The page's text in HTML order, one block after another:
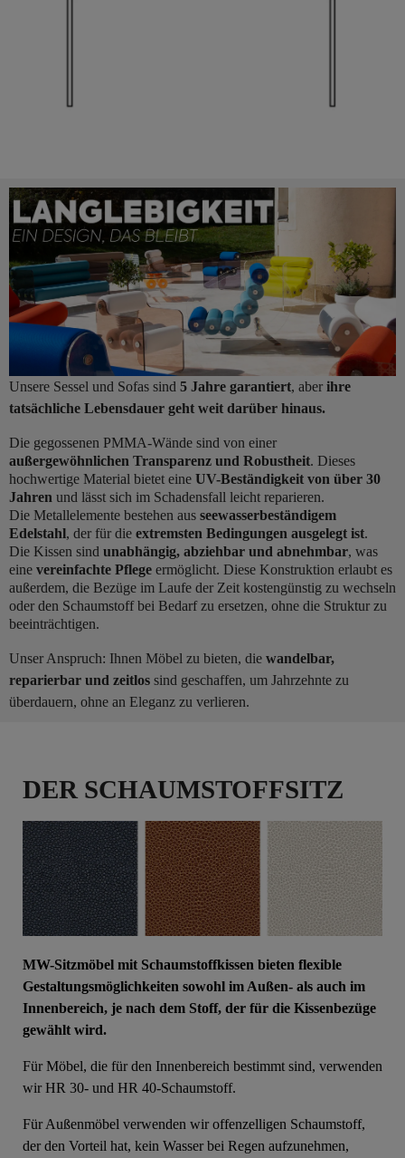
Unsere Sessel und Sofas sind 5 Jahre garantiert, aber ihre
tatsächliche Lebensdauer geht weit darüber hinaus.
Die gegossenen PMMA-Wände sind von einer
außergewöhnlichen Transparenz und Robustheit. Dieses
hochwertige Material bietet eine UV-Beständigkeit von über 30
Jahren und lässt sich im Schadensfall leicht reparieren.
Die Metallelemente bestehen aus seewasserbeständigem
Edelstahl, der für die extremsten Bedingungen ausgelegt ist.
Die Kissen sind unabhängig, abziehbar und abnehmbar, was
eine vereinfachte Pflege ermöglicht. Diese Konstruktion erlaubt es
außerdem, die Bezüge im Laufe der Zeit kostengünstig zu wechseln
oder den Schaumstoff bei Bedarf zu ersetzen, ohne die Struktur zu
beeinträchtigen.
Unser Anspruch: Ihnen Möbel zu bieten, die wandelbar,
reparierbar und zeitlos sind geschaffen, um Jahrzehnte zu
überdauern, ohne an Eleganz zu verlieren.
DER SCHAUMSTOFFSITZ
MW-Sitzmöbel mit Schaumstoffkissen bieten flexible
Gestaltungsmöglichkeiten sowohl im Außen- als auch im
Innenbereich, je nach dem Stoff, der für die Kissenbezüge
gewählt wird.
Für Möbel, die für den Innenbereich bestimmt sind, verwenden
wir HR 30- und HR 40-Schaumstoff.
Für Außenmöbel verwenden wir offenzelligen Schaumstoff,
der den Vorteil hat, kein Wasser bei Regen aufzunehmen,